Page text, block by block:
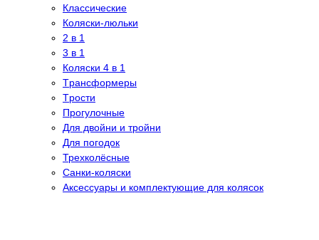
Классические
Коляски-люльки
2 в 1
3 в 1
Коляски 4 в 1
Tрансформеры
Tрости
Прогулочные
Для двойни и тройни
Для погодок
Трехколёсные
Санки-коляски
Аксессуары и комплектующие для колясок